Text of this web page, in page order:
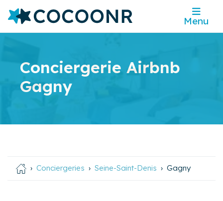
Menu
Conciergerie Airbnb
Gagny
Conciergeries Seine-Saint-Denis Gagny